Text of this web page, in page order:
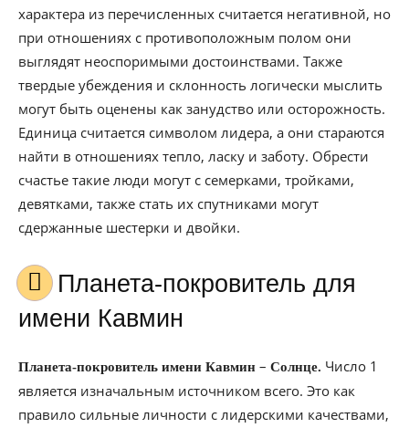
характера из перечисленных считается негативной, но
при отношениях с противоположным полом они
выглядят неоспоримыми достоинствами. Также
твердые убеждения и склонность логически мыслить
могут быть оценены как занудство или осторожность.
Единица считается символом лидера, а они стараются
найти в отношениях тепло, ласку и заботу. Обрести
счастье такие люди могут с семерками, тройками,
девятками, также стать их спутниками могут
сдержанные шестерки и двойки.
Планета-покровитель для
имени Кавмин
Планета-покровитель имени Кавмин – Солнце. Число 1
является изначальным источником всего. Это как
правило сильные личности с лидерскими качествами,